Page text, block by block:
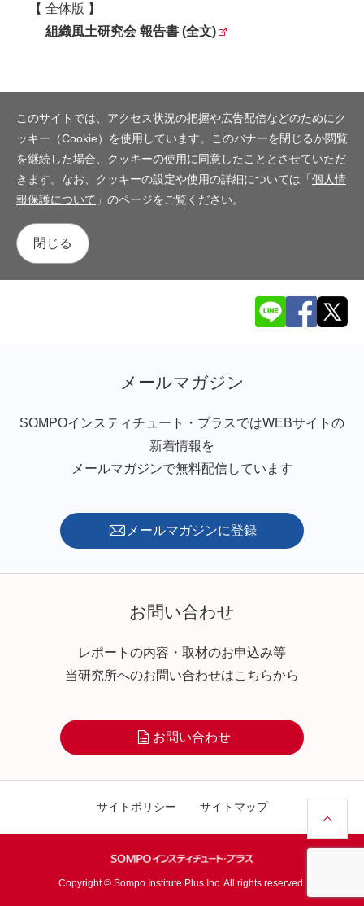
【 全体版 】
組織風土研究会 報告書 (全文)
このサイトでは、アクセス状況の把握や広告配信などのためにク
ッキー（Cookie）を使用しています。このバナーを閉じるか閲覧
を継続した場合、クッキーの使用に同意したこととさせていただ
きます。なお、クッキーの設定や使用の詳細については「個人情
報保護について 」のページをご覧ください。
閉じる
メールマガジン
SOMPOインスティチュート・プラスではWEBサイトの
新着情報を
メールマガジンで無料配信しています
メールマガジンに登録
お問い合わせ
レポートの内容・取材のお申込み等
当研究所へのお問い合わせはこちらから
お問い合わせ
サイトポリシー サイトマップ
Copyright © Sompo Institute Plus Inc. All rights reserved.